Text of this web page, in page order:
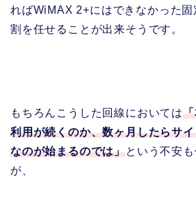
ればWiMAX 2+にはできなかった
割を任せることが出来そうです。
もちろんこうした回線においては
利用が続くのか、数ヶ月したらサ
なのが始まるのでは」という不安
が、